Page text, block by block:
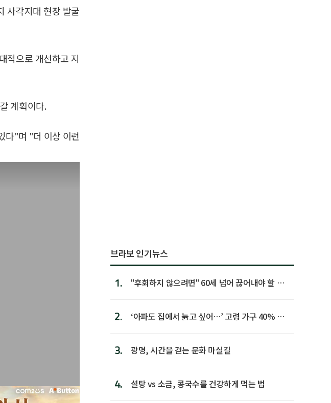
사각지대 현장 발굴
적으로 개선하고 지
계획이다.
다"며 "더 이상 이런
브라보 인기뉴스
1.
"후회하지 않으려면" 60세 넘어 끊어내야 할 사
2.
‘아파도 집에서 늙고 싶어…’ 고령 가구 40% 노
3. 광명, 시간을 걷는 문화 마실길
4. 설탕 vs 소금, 콩국수를 건강하게 먹는 법